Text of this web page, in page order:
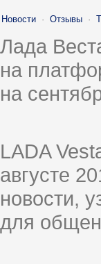
Новости · Отзывы ·
Лада
на
на
LADA
августе
новости,
для